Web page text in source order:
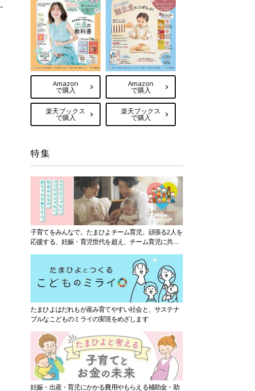
Amazon
で購入
楽天ブックス
で購入
Amazon
で購入
楽天ブックス
で購入
特集
子育てをみんなで。たまひよチーム育児。頑張る2人を
応援する、妊娠・育児世代を超え、チーム育児に共感
たまひよはだれもが産み育てやすい社会と、サステナ
ブルなこどものミライの実現をめざします
妊娠・出産・育児にかかる費用やもらえる補助金・助